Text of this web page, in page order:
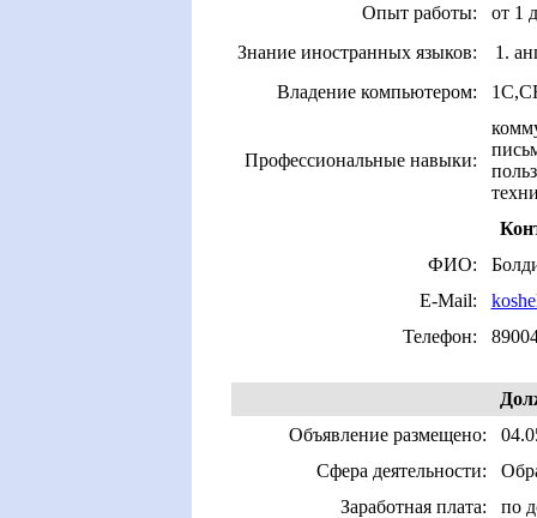
Опыт работы:
от 1
Знание иностранных языков:
1.
Владение компьютером:
Профессиональные навыки:
ФИО:
E-Mail:
Телефон:
Объявление размещено:
Сфера деятельности:
Заработная плата:
по